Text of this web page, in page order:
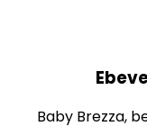
Baby Brezza,